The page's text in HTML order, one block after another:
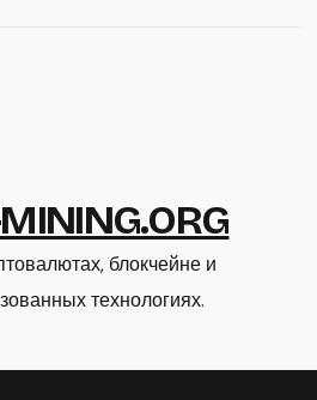
блокчейне и
технологиях.